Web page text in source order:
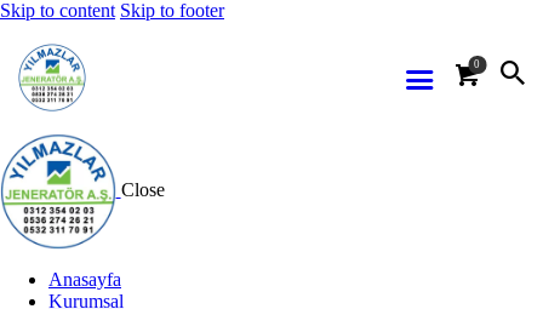
Skip to content Skip to footer
0
Close
Anasayfa
Kurumsal